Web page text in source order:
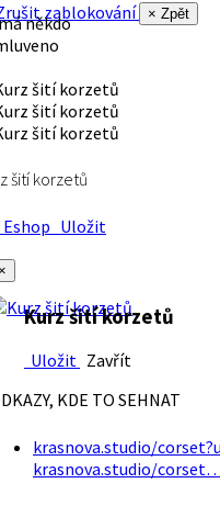
zablokování
× Zpět
někdo
šití korzetů
Uložit
Kurz šití korzetů
Uložit Zavřít
KDE TO SEHNAT
krasnova.studio/
krasnova.studio/